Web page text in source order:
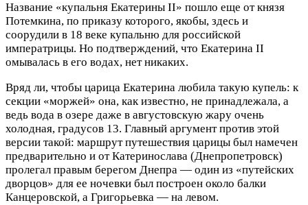
Название «купальня Екатерины II» пошло еще от князя
Потемкина, по приказу которого, якобы, здесь и
соорудили в 18 веке купальню для российской
императрицы. Но подтверждений, что Екатерина II
омывалась в его водах, нет никаких.
Вряд ли, чтобы царица Екатерина любила такую купель: к
секции «моржей» она, как известно, не принадлежала, а
ведь вода в озере даже в августовскую жару очень
холодная, градусов 13. Главный аргумент против этой
версии такой: маршрут путешествия царицы был намечен
предварительно и от Катеринослава (Днепропетровск)
пролегал правым берегом Днепра — один из «путейских
дворцов» для ее ночевки был построен около балки
Канцеровской, а Григорьевка — на левом.